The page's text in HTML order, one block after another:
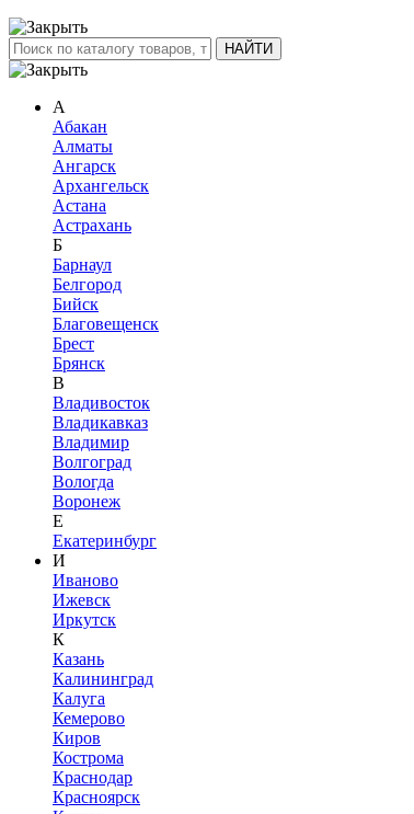
А
Абакан
Алматы
Ангарск
Архангельск
Астана
Астрахань
Б
Барнаул
Белгород
Бийск
Благовещенск
Брест
Брянск
В
Владивосток
Владикавказ
Владимир
Волгоград
Вологда
Воронеж
Е
Екатеринбург
И
Иваново
Ижевск
Иркутск
К
Казань
Калининград
Калуга
Кемерово
Киров
Кострома
Краснодар
Красноярск